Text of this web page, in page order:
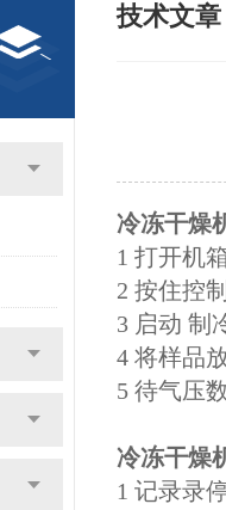
技术文章
冷冻干燥
1 打开机
2 按住控
3 启动 制
4 将样品
5 待气压
冷冻干燥
1 记录录